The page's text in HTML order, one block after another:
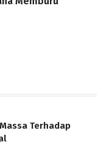
Terhadap